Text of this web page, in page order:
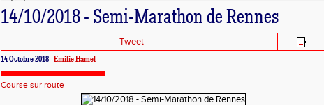
14/10/2018 - Semi-Marathon de Rennes
Tweet
14 Octobre 2018 -Emilie Hamel
Course sur route